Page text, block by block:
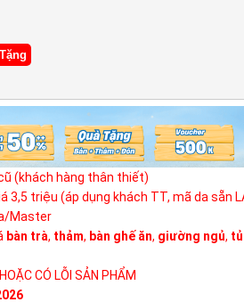
(khách hàng thân thiết)
3,5 triệu (áp dụng khách TT, mã da sẵn
Master
bàn trà, thảm, bàn ghế ăn, giường ngủ,
CÓ LỖI SẢN PHẨM